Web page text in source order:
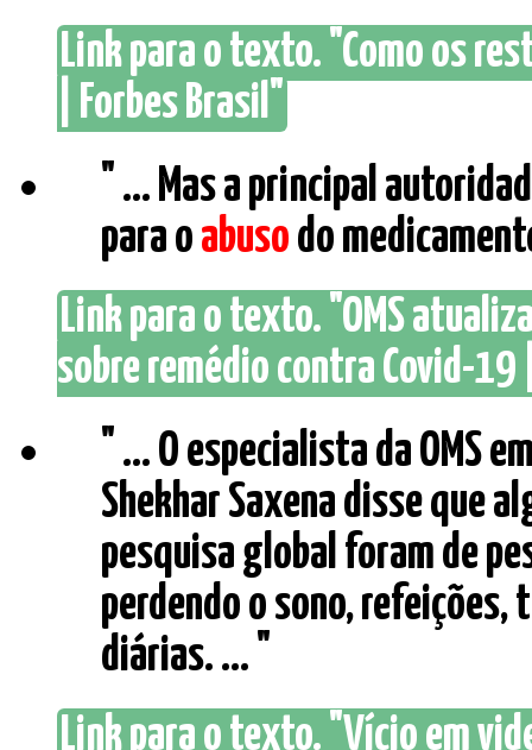
Link para o texto. "Como os
| Forbes Brasil"
" ... Mas a principal
para oabusodo
Link para o texto. "OMS
sobre remédio contra Covid-19
" ... O especialista da OMS
Shekhar Saxena disse que
pesquisa global foram de
perdendo o sono,
diárias. ... "
Link para o texto. "Vício em